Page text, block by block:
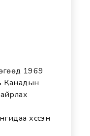
1969
Канадын
хүссэн